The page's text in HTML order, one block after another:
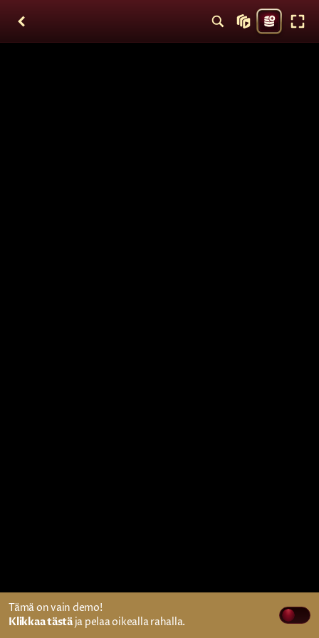
Tämä on vain demo!
Klikkaa tästäja pelaa oikealla rahalla.